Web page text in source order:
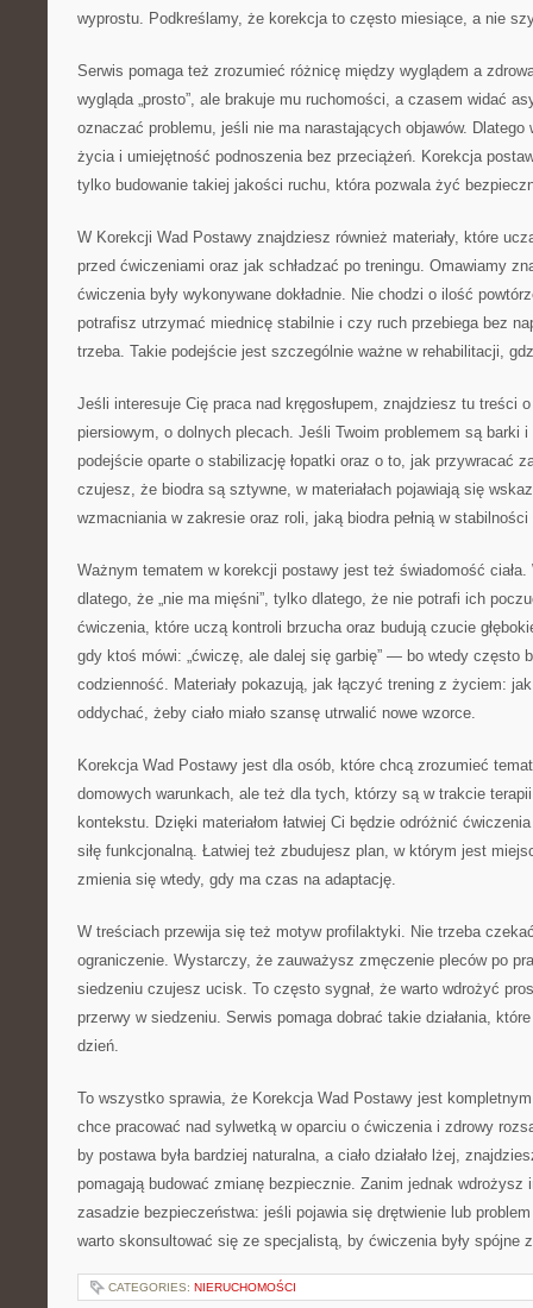
wyprostu. Podkreślamy, że korekcja to często miesiące, a nie
Serwis pomaga też zrozumieć różnicę między wyglądem a
wygląda „prosto”, ale brakuje mu ruchomości, a czasem widać
oznaczać problemu, jeśli nie ma narastających objawów.
życia i umiejętność podnoszenia bez przeciążeń. Korekcja
tylko budowanie takiej jakości ruchu, która pozwala żyć
W Korekcji Wad Postawy znajdziesz również materiały, które
przed ćwiczeniami oraz jak schładzać po treningu. Omawiamy
ćwiczenia były wykonywane dokładnie. Nie chodzi o ilość
potrafisz utrzymać miednicę stabilnie i czy ruch przebiega bez
trzeba. Takie podejście jest szczególnie ważne w rehabilitacji,
Jeśli interesuje Cię praca nad kręgosłupem, znajdziesz tu treści
piersiowym, o dolnych plecach. Jeśli Twoim problemem są barki i
podejście oparte o stabilizację łopatki oraz o to, jak przywracać
czujesz, że biodra są sztywne, w materiałach pojawiają się
wzmacniania w zakresie oraz roli, jaką biodra pełnią w stabilności
Ważnym tematem w korekcji postawy jest też świadomość
dlatego, że „nie ma mięśni”, tylko dlatego, że nie potrafi ich
ćwiczenia, które uczą kontroli brzucha oraz budują czucie
gdy ktoś mówi: „ćwiczę, ale dalej się garbię” — bo wtedy często
codzienność. Materiały pokazują, jak łączyć trening z życiem:
oddychać, żeby ciało miało szansę utrwalić nowe wzorce.
Korekcja Wad Postawy jest dla osób, które chcą zrozumieć
domowych warunkach, ale też dla tych, którzy są w trakcie
kontekstu. Dzięki materiałom łatwiej Ci będzie odróżnić
siłę funkcjonalną. Łatwiej też zbudujesz plan, w którym jest
zmienia się wtedy, gdy ma czas na adaptację.
W treściach przewija się też motyw profilaktyki. Nie trzeba
ograniczenie. Wystarczy, że zauważysz zmęczenie pleców po
siedzeniu czujesz ucisk. To często sygnał, że warto wdrożyć
przerwy w siedzeniu. Serwis pomaga dobrać takie działania,
dzień.
To wszystko sprawia, że Korekcja Wad Postawy jest
chce pracować nad sylwetką w oparciu o ćwiczenia i zdrowy
by postawa była bardziej naturalna, a ciało działało lżej,
pomagają budować zmianę bezpiecznie. Zanim jednak wdrożysz
zasadzie bezpieczeństwa: jeśli pojawia się drętwienie lub
warto skonsultować się ze specjalistą, by ćwiczenia były spójne
CATEGORIES: NIERUCHOMOŚCI